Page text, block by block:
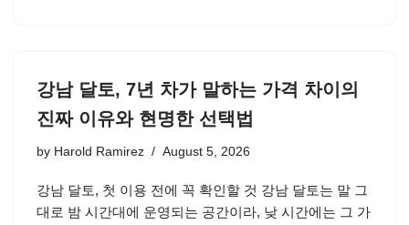
강남 달토, 7년 차가 말하는 가격 차이의
진짜 이유와 현명한 선택법
by Harold Ramirez August 5, 2026
강남 달토, 첫 이용 전에 꼭 확인할 것 강남 달토는 말 그
대로 밤 시간대에 운영되는 공간이라, 낮 시간에는 그 가